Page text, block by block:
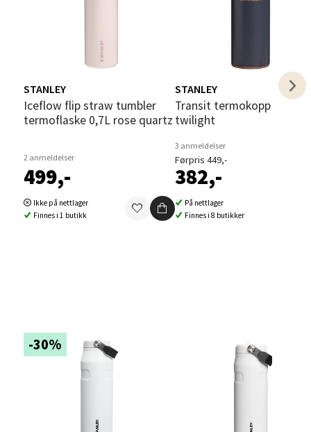
STANLEY
Iceflow flip straw tumbler
termoflaske 0,7L rose quartz
2 anmeldelser
499,-
Ikke på nettlager
Finnes i 1 butikk
STANLEY
Transit termokopp 35 cl
twilight
3 anmeldelser
Førpris 449,-
382,-
På nettlager
Finnes i 8 butikker
-30%